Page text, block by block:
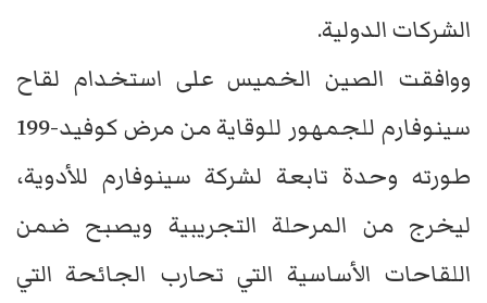
الشركات الدولية.
ووافقت الصين الخميس على استخدام لقاح
سينوفارم للجمهور للوقاية من مرض كوفيد-199
طورته وحدة تابعة لشركة سينوفارم للأدوية،
ليخرج من المرحلة التجريبية ويصبح ضمن
اللقاحات الأساسية التي تحارب الجائحة التي